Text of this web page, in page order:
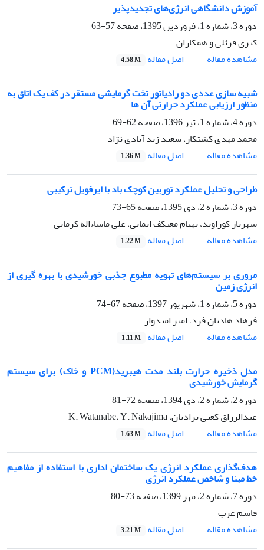
آموزش دانشگاهی انرژی‌های تجدیدپذیر
دوره 3، شماره 1، فروردین 1395، صفحه
57-63
کبری قرئلی و همکاران
مشاهده مقاله
اصل مقاله 4.58 M
شبیه سازی عددی دو رادیاتور تخت گرمایشی مستقر در کف یک اتاق به
منظور ارزیابی عملکرد حرارتی آن ها
دوره 4، شماره 1، تیر 1396، صفحه
62-69
محمد مهدی کشتکار، سعید زید آبادی نژاد
مشاهده مقاله
اصل مقاله 1.36 M
طراحی و تحلیل عملکرد توربین کوچک باد با ایرفویل ترکیبی
دوره 3، شماره 2، دی 1395، صفحه
65-73
شهریار کوراوند، بهنام معتکف ایمانی، علی ماشاءاله کرمانی
مشاهده مقاله
اصل مقاله 1.22 M
مروری بر سیستم‌های تهویه مطبوع جذبی خورشیدی با بهره گیری از
انرژی زمین
دوره 5، شماره 1، شهریور 1397، صفحه
67-74
فرهاد هادیان فرد، امیر امیدوار
مشاهده مقاله
اصل مقاله 1.11 M
مدل ذخیره حرارت بلند مدت هیبرید(PCM و خاک) برای سیستم
گرمایش خورشیدی
دوره 2، شماره 2، دی 1394، صفحه
72-81
عبدالرزاق کعبی نژادیان، K. Watanabe، Y. Nakajima
مشاهده مقاله
اصل مقاله 1.63 M
هدف‌گذاری عملکرد انرژی یک ساختمان اداری با استفاده از مفاهیم
خط مبنا و شاخص‌ عملکرد انرژی
دوره 7، شماره 2، مهر 1399، صفحه
73-80
قاسم عرب
مشاهده مقاله
اصل مقاله 3.21 M